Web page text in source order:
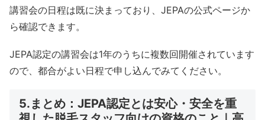
講習会の日程は既に決まっており、JEPAの公式ページか
ら確認できます。
JEPA認定の講習会は1年のうちに複数回開催されています
ので、都合がよい日程で申し込んでみてください。
5.まとめ：JEPA認定とは安心・安全を重